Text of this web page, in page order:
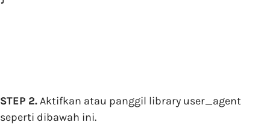
STEP 2.Aktifkan atau panggil library user_agent
seperti dibawah ini.